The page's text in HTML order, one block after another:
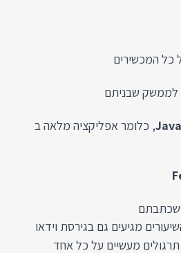
כל המכשירים
לממשק שבניתם
, כלומר אפליקציה מלאה ב
שכתבתם
מגיעים גם בגירסת וידאו
מעשיים על כל אחד